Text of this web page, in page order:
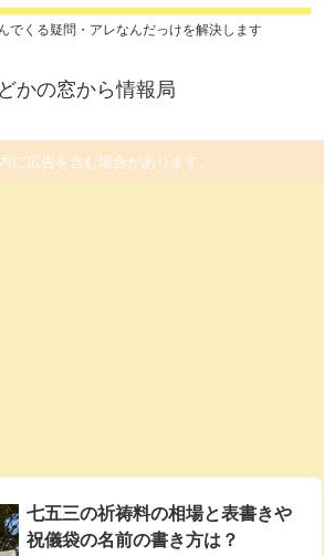
でくる疑問・アレなんだっけを解決します
かの窓から情報局
に広告を含む場合があります。
七五三の祈祷料の相場と表書きや
祝儀袋の名前の書き方は？